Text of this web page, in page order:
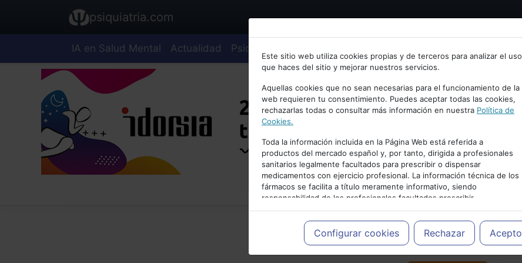
Bienvenid@ a psiquiatria.com
Escribe tu Email
Accede o regístrate con tu email.
Cancelar
psiquiatria.com
IA en Salud Mental Actualidad Psiquiatría
Este sitio web utiliza cookies propias y de terceros para analizar el uso
que haces del sitio y mejorar nuestros servicios.
Aquellas cookies que no sean necesarias para el funcionamiento de la
web requieren tu consentimiento. Puedes aceptar todas las cookies,
rechazarlas todas o consultar más información en nuestra Política de
Cookies.
Toda la información incluida en la Página Web está referida a
productos del mercado español y, por tanto, dirigida a profesionales
sanitarios legalmente facultados para prescribir o dispensar
medicamentos con ejercicio profesional. La información técnica de los
fármacos se facilita a título meramente informativo, siendo
responsabilidad de los profesionales facultados prescribir
medicamentos y decidir, en cada caso concreto, el tratamiento más
adecuado a las necesidades del paciente.
Configurar cookies Rechazar Acepto
PUBLICIDAD